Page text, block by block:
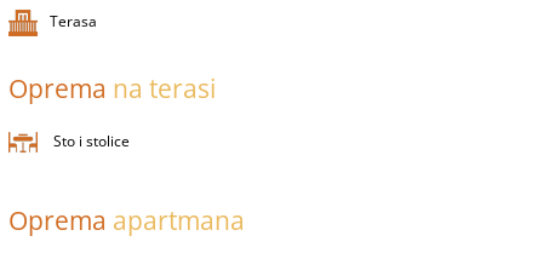
Terasa
Oprema na terasi
Sto i stolice
Oprema apartmana